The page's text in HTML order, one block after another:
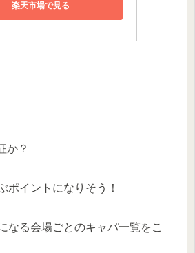
楽天市場で見る
か？
ポイントになりそう！
なる会場ごとのキャパ一覧をこ